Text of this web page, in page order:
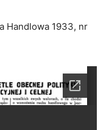
Handlowa 1933, nr